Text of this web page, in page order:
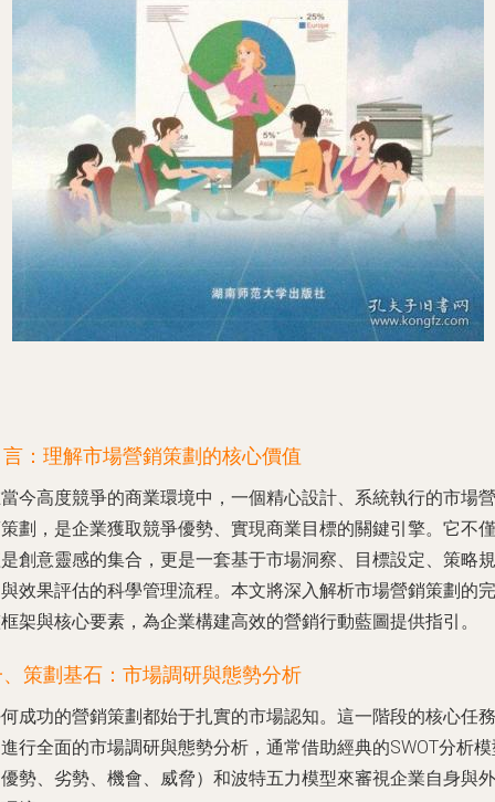
：理解市場營銷策劃的核心價值
今高度競爭的商業環境中，一個精心設計、系統執行的市場營
劃，是企業獲取競爭優勢、實現商業目標的關鍵引擎。它不僅
創意靈感的集合，更是一套基于市場洞察、目標設定、策略規
效果評估的科學管理流程。本文將深入解析市場營銷策劃的完
架與核心要素，為企業構建高效的營銷行動藍圖提供指引。
策劃基石：市場調研與態勢分析
成功的營銷策劃都始于扎實的市場認知。這一階段的核心任務
行全面的市場調研與態勢分析，通常借助經典的SWOT分析
勢、劣勢、機會、威脅）和波特五力模型來審視企業自身與外